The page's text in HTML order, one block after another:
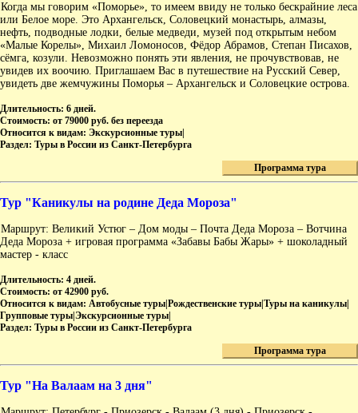
Когда мы говорим «Поморье», то имеем ввиду не только бескрайние леса
или Белое море. Это Архангельск, Соловецкий монастырь, алмазы,
нефть, подводные лодки, белые медведи, музей под открытым небом
«Малые Корелы», Михаил Ломоносов, Фёдор Абрамов, Степан Писахов,
сёмга, козули. Невозможно понять эти явления, не прочувствовав, не
увидев их воочию. Приглашаем Вас в путешествие на Русский Север,
увидеть две жемчужины Поморья – Архангельск и Соловецкие острова.
Длительность: 6 дней.
Стоимость: от 79000 руб. без переезда
Относится к видам: Экскурсионные туры|
Раздел: Туры в России из Санкт-Петербурга
Программа тура
Тур "Каникулы на родине Деда Мороза"
Маршрут: Великий Устюг – Дом моды – Почта Деда Мороза – Вотчина
Деда Мороза + игровая программа «Забавы Бабы Жары» + шоколадный
мастер - класс
Длительность: 4 дней.
Стоимость: от 42900 руб.
Относится к видам: Автобусные туры|Рождественские туры|Туры на каникулы|
Групповые туры|Экскурсионные туры|
Раздел: Туры в России из Санкт-Петербурга
Программа тура
Тур "На Валаам на 3 дня"